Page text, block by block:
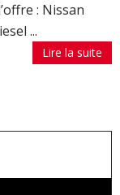
: Nissan
...
Lire la suite